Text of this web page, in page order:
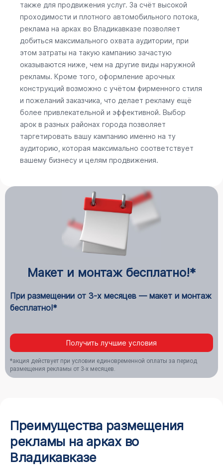
также для продвижения услуг. За счёт высокой
проходимости и плотного автомобильного потока,
реклама на арках во Владикавказе позволяет
добиться максимального охвата аудитории, при
этом затраты на такую кампанию зачастую
оказываются ниже, чем на другие виды наружной
рекламы. Кроме того, оформление арочных
конструкций возможно с учётом фирменного стиля
и пожеланий заказчика, что делает рекламу ещё
более привлекательной и эффективной. Выбор
арок в разных районах города позволяет
таргетировать вашу кампанию именно на ту
аудиторию, которая максимально соответствует
вашему бизнесу и целям продвижения.
Макет и монтаж бесплатно!*
При размещении от 3-х месяцев — макет и монтаж
бесплатно!*
Получить лучшие условия
*акция действует при условии единовременной оплаты за период
размещения рекламы от 3-х месяцев.
Преимущества размещения
рекламы на арках во
Владикавказе